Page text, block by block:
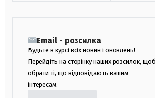
Email - розсилка
Будьте в курсі всіх новин і оновлень!
Перейдіть на сторінку наших розсилок, щоб
обрати ті, що відповідають вашим
інтересам.